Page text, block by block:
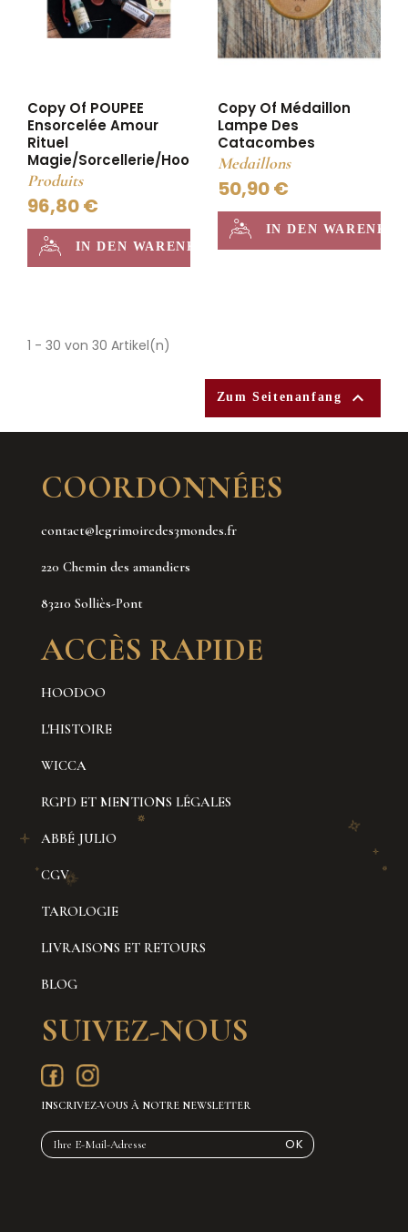
Copy Of POUPEE
Ensorcelée Amour
Rituel
Magie/sorcellerie/hoodoo
Produits
96,80 €
IN DEN WARENKORB
Copy Of Médaillon
Lampe Des
Catacombes
Medaillons
50,90 €
IN DEN
1 - 30 von 30 Artikel(n)
Zum Seitenanfang 
COORDONNÉES
contact@legrimoiredes3mondes.fr
220 Chemin des amandiers
83210 Solliès-Pont
ACCÈS RAPIDE
HOODOO
L'HISTOIRE
WICCA
RGPD ET MENTIONS LÉGALES
ABBÉ JULIO
CGV
TAROLOGIE
LIVRAISONS ET RETOURS
BLOG
SUIVEZ-NOUS
INSCRIVEZ-VOUS À NOTRE NEWSLETTER